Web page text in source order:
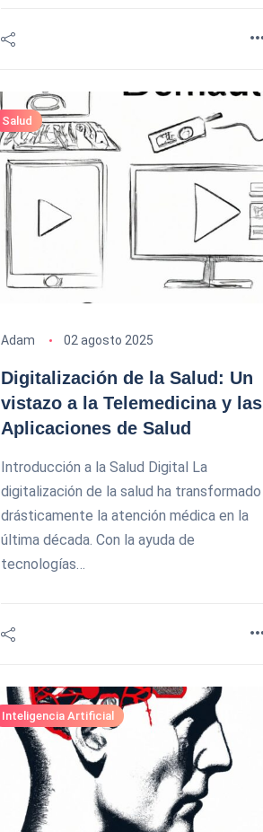
Salud
Adam 02 agosto 2025
Digitalización de la Salud: Un
vistazo a la Telemedicina y las
Aplicaciones de Salud
Introducción a la Salud Digital La
digitalización de la salud ha transformado
drásticamente la atención médica en la
última década. Con la ayuda de
tecnologías…
Inteligencia Artificial